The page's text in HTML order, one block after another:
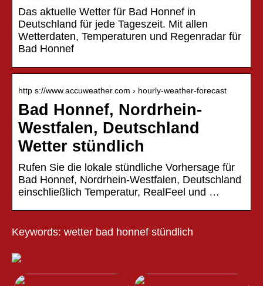
Das aktuelle Wetter für Bad Honnef in
Deutschland für jede Tageszeit. Mit allen
Wetterdaten, Temperaturen und Regenradar für
Bad Honnef
http s://www.accuweather.com › hourly-weather-forecast
Bad Honnef, Nordrhein-
Westfalen, Deutschland
Wetter stündlich
Rufen Sie die lokale stündliche Vorhersage für
Bad Honnef, Nordrhein-Westfalen, Deutschland
einschließlich Temperatur, RealFeel und …
Keywords: wetter bad honnef stündlich